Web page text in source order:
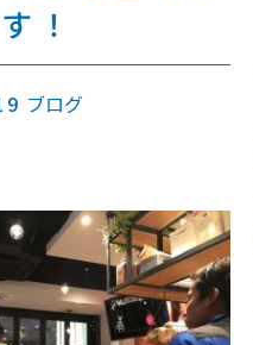
！
ブログ